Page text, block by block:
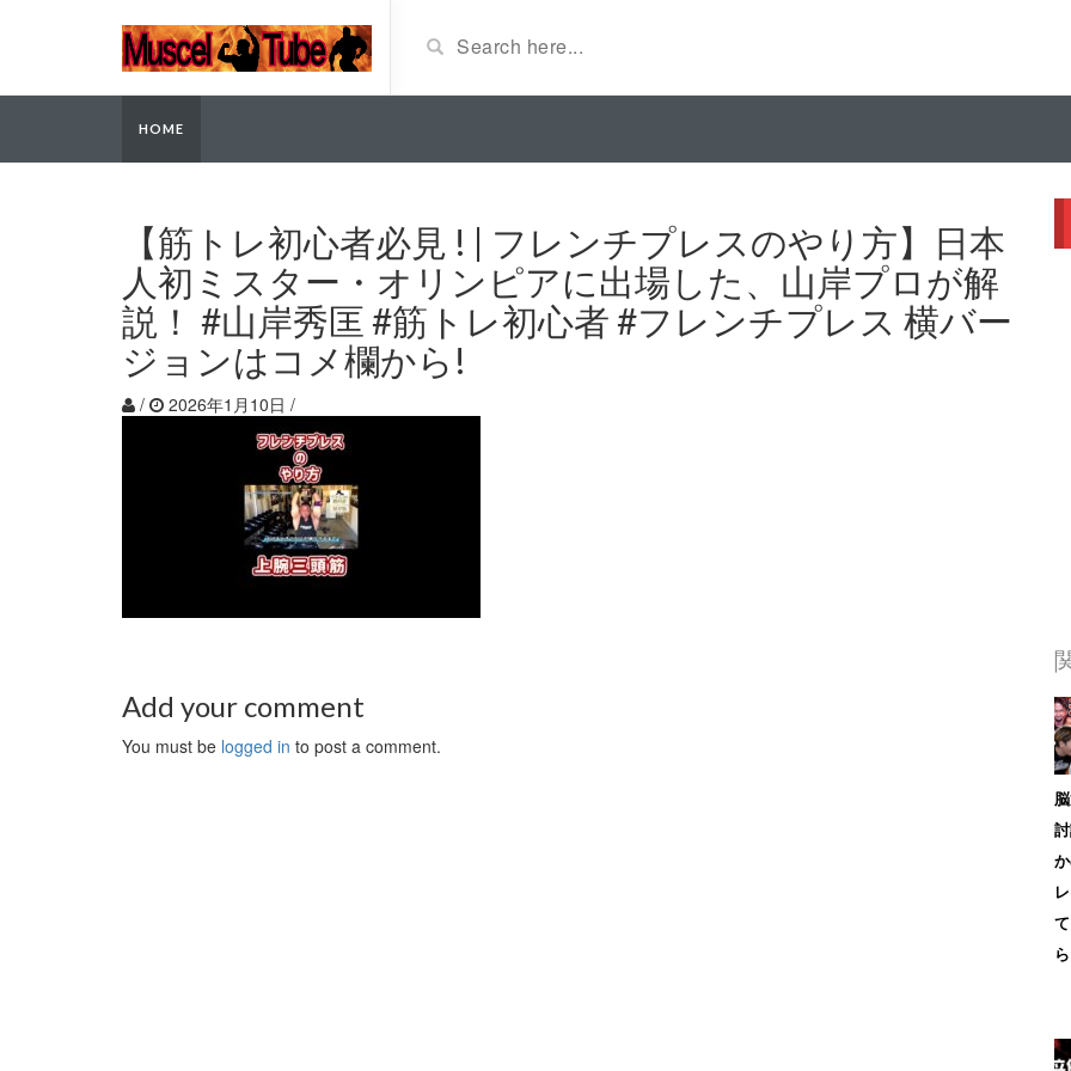
HOME
【筋トレ初心者必見 ! | フレンチプレスのやり方】日本
人初ミスター・オリンピアに出場した、山岸プロが解
説！ #山岸秀匡 #筋トレ初心者 #フレンチプレス 横バー
ジョンはコメ欄から!
/ 2026年1月10日 /
Add your comment
You must be logged in to post a comment.